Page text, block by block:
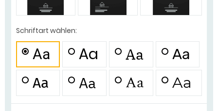
Schriftart wählen:
Aa Aa Aa
Aa
Aa
Aa Aa Aa